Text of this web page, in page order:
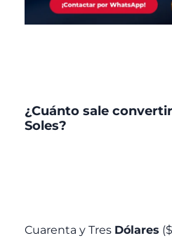
¿Cuánto sale
Soles?
Cuarenta y Tres Dólares